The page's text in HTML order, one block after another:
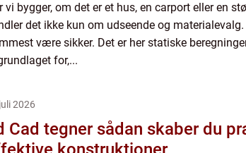
vi bygger, om det er et hus, en carport eller en
det ikke kun om udseende og
være sikker. Det er her statiske
for,...
2026
tegner sådan skaber du præcise og